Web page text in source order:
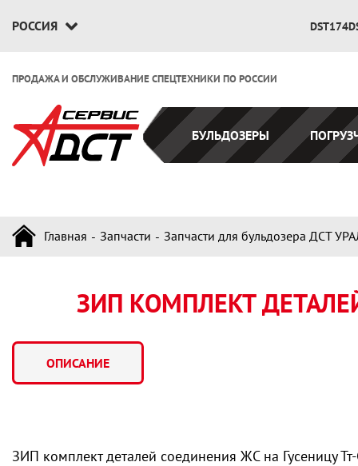
РОССИЯ
ПРОДАЖА И ОБСЛУЖИВАНИЕ СПЕЦТЕХНИКИ ПО РОССИИ
БУЛЬДОЗЕРЫ
Главная Запчасти Запчасти для бульдозера ДСТ
ЗИП КОМПЛЕКТ
ОПИСАНИЕ
ЗИП комплект деталей соединения ЖС на Гусеницу